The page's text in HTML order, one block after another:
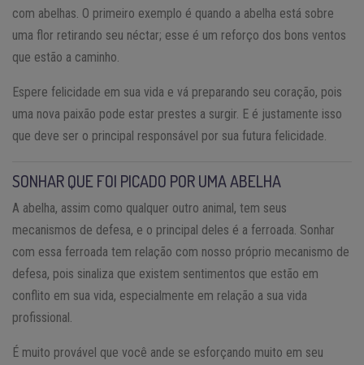
com abelhas. O primeiro exemplo é quando a abelha está sobre
uma flor retirando seu néctar; esse é um reforço dos bons ventos
que estão a caminho.
Espere felicidade em sua vida e vá preparando seu coração, pois
uma nova paixão pode estar prestes a surgir. E é justamente isso
que deve ser o principal responsável por sua futura felicidade.
SONHAR QUE FOI PICADO POR UMA ABELHA
A abelha, assim como qualquer outro animal, tem seus
mecanismos de defesa, e o principal deles é a ferroada. Sonhar
com essa ferroada tem relação com nosso próprio mecanismo de
defesa, pois sinaliza que existem sentimentos que estão em
conflito em sua vida, especialmente em relação a sua vida
profissional.
É muito provável que você ande se esforçando muito em seu